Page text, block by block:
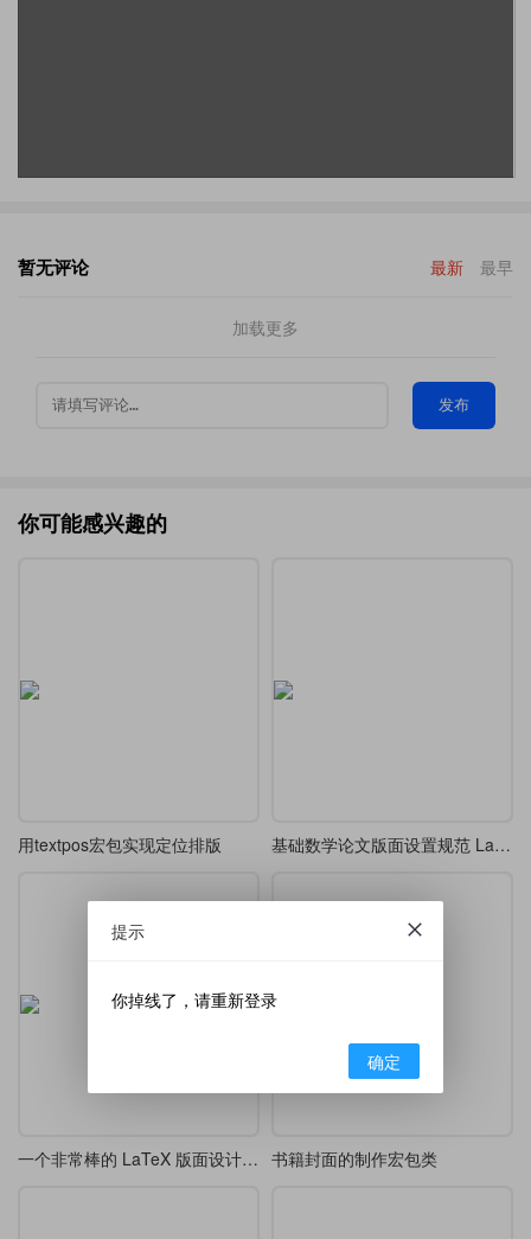
暂无评论 最新 最早
加载更多
发布
你可能感兴趣的
用textpos宏包实现定位排版 基础数学论文版面设置规范 LaTeX 模板
一个非常棒的 LaTeX 版面设计-精美边框和双栏布局 书籍封面的制作宏包类
提示
你掉线了，请重新登录
确定